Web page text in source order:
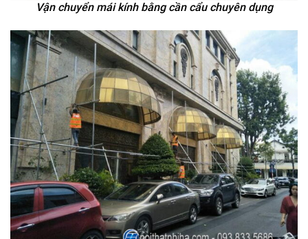
Vận chuyển mái kính bằng cần cẩu chuyên dụng